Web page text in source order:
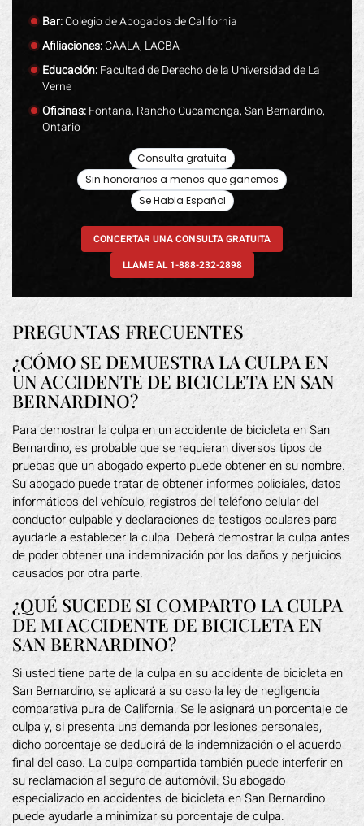
Bar:Colegio de Abogados de California
Afiliaciones:CAALA, LACBA
Educación:Facultad de Derecho de la Universidad de La
Verne
Oficinas:Fontana, Rancho Cucamonga, San Bernardino,
Ontario
Consulta gratuita
Sin honorarios a menos que ganemos
Se Habla Español
CONCERTAR UNA CONSULTA GRATUITA
LLAME AL 1-888-232-2898
PREGUNTAS FRECUENTES
¿CÓMO SE DEMUESTRA LA CULPA EN
UN ACCIDENTE DE BICICLETA EN SAN
BERNARDINO?
Para demostrar la culpa en un accidente de bicicleta en San
Bernardino, es probable que se requieran diversos tipos de
pruebas que un abogado experto puede obtener en su nombre.
Su abogado puede tratar de obtener informes policiales, datos
informáticos del vehículo, registros del teléfono celular del
conductor culpable y declaraciones de testigos oculares para
ayudarle a establecer la culpa. Deberá demostrar la culpa antes
de poder obtener una indemnización por los daños y perjuicios
causados por otra parte.
¿QUÉ SUCEDE SI COMPARTO LA CULPA
DE MI ACCIDENTE DE BICICLETA EN
SAN BERNARDINO?
Si usted tiene parte de la culpa en su accidente de bicicleta en
San Bernardino, se aplicará a su caso la ley de negligencia
comparativa pura de California. Se le asignará un porcentaje de
culpa y, si presenta una demanda por lesiones personales,
dicho porcentaje se deducirá de la indemnización o el acuerdo
final del caso. La culpa compartida también puede interferir en
su reclamación al seguro de automóvil. Su abogado
especializado en accidentes de bicicleta en San Bernardino
puede ayudarle a minimizar su porcentaje de culpa.